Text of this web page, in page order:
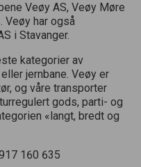
Veøy AS, Veøy Møre
. Veøy har også
i Stavanger.
kategorier av
jernbane. Veøy er
og våre transporter
gods, parti- og
«langt, bredt og
160 635